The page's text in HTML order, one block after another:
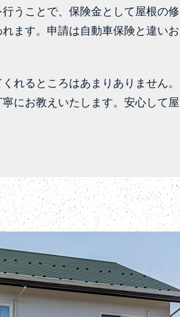
うことで、保険金として屋根の修
ます。申請は自動車保険と違いお
れるところはあまりありません。
にお教えいたします。安心して屋